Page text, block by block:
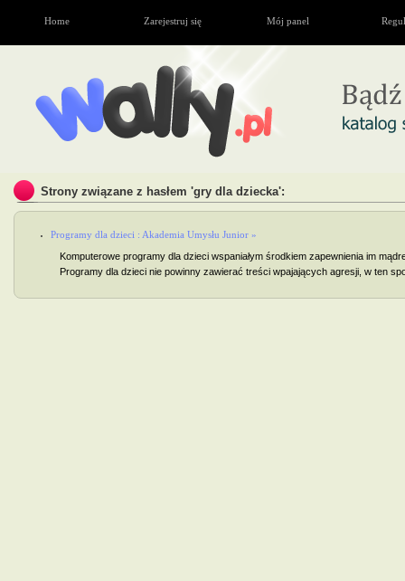
Home Zarejestruj się Mój panel
Strony związane z hasłem 'gry dla dziecka':
Programy dla dzieci : Akademia Umysłu Junior »
Komputerowe programy dla dzieci wspaniałym środkiem zapewnienia im
Programy dla dzieci nie powinny zawierać treści wpajających agresji, w ten